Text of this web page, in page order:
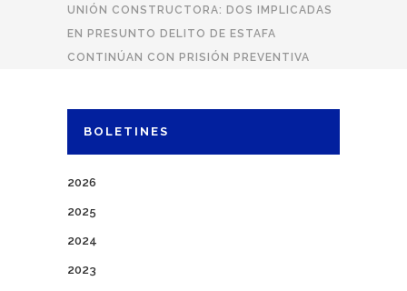
UNIÓN CONSTRUCTORA: DOS IMPLICADAS
EN PRESUNTO DELITO DE ESTAFA
CONTINÚAN CON PRISIÓN PREVENTIVA
BOLETINES
2026
2025
2024
2023